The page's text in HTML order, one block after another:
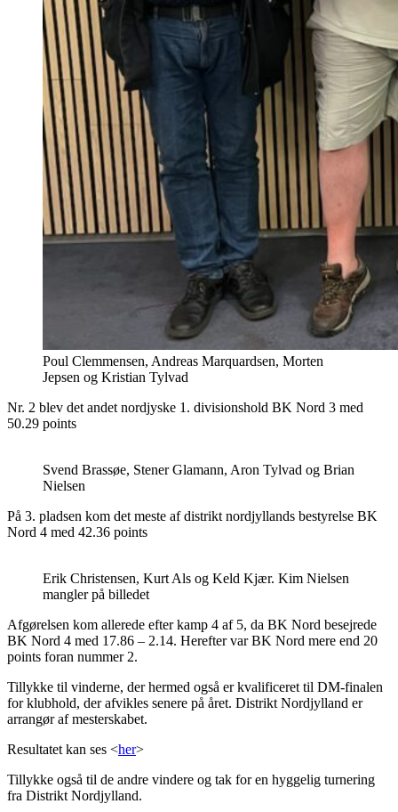
Poul Clemmensen, Andreas Marquardsen, Morten
Jepsen og Kristian Tylvad
Nr. 2 blev det andet nordjyske 1. divisionshold BK Nord 3 med
50.29 points
Svend Brassøe, Stener Glamann, Aron Tylvad og Brian
Nielsen
På 3. pladsen kom det meste af distrikt nordjyllands bestyrelse BK
Nord 4 med 42.36 points
Erik Christensen, Kurt Als og Keld Kjær. Kim Nielsen
mangler på billedet
Afgørelsen kom allerede efter kamp 4 af 5, da BK Nord besejrede
BK Nord 4 med 17.86 – 2.14. Herefter var BK Nord mere end 20
points foran nummer 2.
Tillykke til vinderne, der hermed også er kvalificeret til DM-finalen
for klubhold, der afvikles senere på året. Distrikt Nordjylland er
arrangør af mesterskabet.
Resultatet kan ses <her>
Tillykke også til de andre vindere og tak for en hyggelig turnering
fra Distrikt Nordjylland.